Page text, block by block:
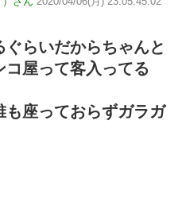
らいだからちゃんと
屋って客入ってる
座っておらずガラガ